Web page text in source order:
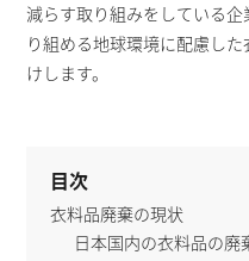
減らす取り組みをしている
り組める地球環境に配慮し
けします。
目次
衣料品廃棄の現状
日本国内の衣料品の廃